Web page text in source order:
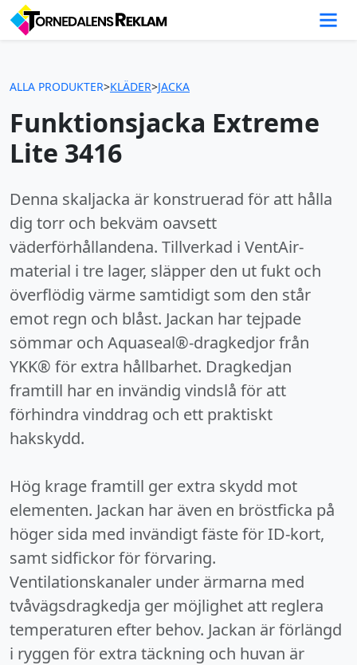
ALLA PRODUKTER>KLÄDER>JACKA
Funktionsjacka Extreme
Lite 3416
Denna skaljacka är konstruerad för att hålla
dig torr och bekväm oavsett
väderförhållandena. Tillverkad i VentAir-
material i tre lager, släpper den ut fukt och
överflödig värme samtidigt som den står
emot regn och blåst. Jackan har tejpade
sömmar och Aquaseal®-dragkedjor från
YKK® för extra hållbarhet. Dragkedjan
framtill har en invändig vindslå för att
förhindra vinddrag och ett praktiskt
hakskydd.
Hög krage framtill ger extra skydd mot
elementen. Jackan har även en bröstficka på
höger sida med invändigt fäste för ID-kort,
samt sidfickor för förvaring.
Ventilationskanaler under ärmarna med
tvåvägsdragkedja ger möjlighet att reglera
temperaturen efter behov. Jackan är förlängd
i ryggen för extra täckning och huvan är